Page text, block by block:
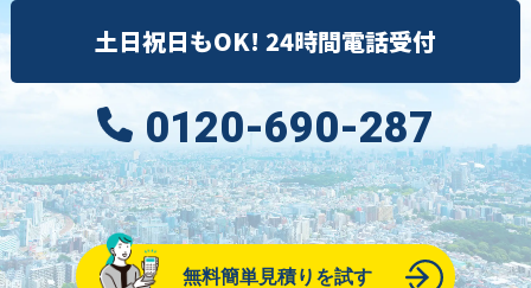
土日祝日もOK! 24時間電話受付
0120-690-287
無料簡単見積りを試す